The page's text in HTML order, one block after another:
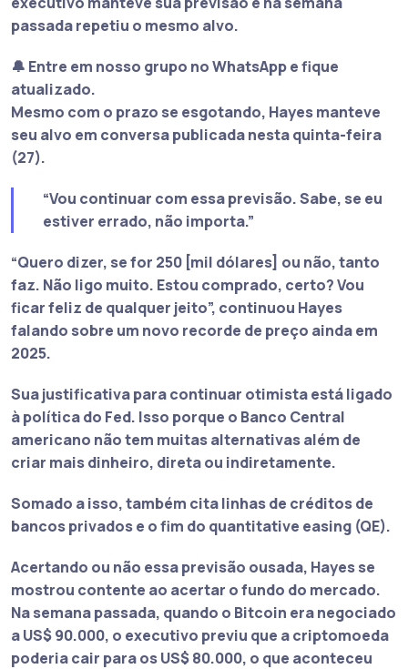
passada repetiu o mesmo alvo.
🔔 Entre em nosso grupo no WhatsApp e fique
atualizado.
Mesmo com o prazo se esgotando, Hayes manteve
seu alvo em conversa publicada nesta quinta-feira
(27).
“Vou continuar com essa previsão. Sabe, se eu
estiver errado, não importa.”
“Quero dizer, se for 250 [mil dólares] ou não, tanto
faz. Não ligo muito. Estou comprado, certo? Vou
ficar feliz de qualquer jeito”, continuou Hayes
falando sobre um novo recorde de preço ainda em
2025.
Sua justificativa para continuar otimista está ligado
à política do Fed. Isso porque o Banco Central
americano não tem muitas alternativas além de
criar mais dinheiro, direta ou indiretamente.
Somado a isso, também cita linhas de créditos de
bancos privados e o fim do quantitative easing (QE).
Acertando ou não essa previsão ousada, Hayes se
mostrou contente ao acertar o fundo do mercado.
Na semana passada, quando o Bitcoin era negociado
a US$ 90.000, o executivo previu que a criptomoeda
poderia cair para os US$ 80.000, o que aconteceu